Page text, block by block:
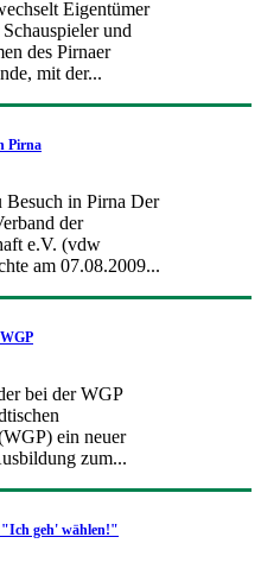
Eigentümer
und
des Pirnaer
mit der...
Pirna
Besuch in Pirna Der
der
e.V. (vdw
am 07.08.2009...
bei der WGP
ein neuer
zum...
"Ich geh' wählen!"